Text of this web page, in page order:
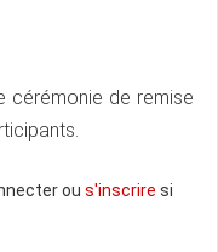
cérémonie de remise
ou s'inscrire si